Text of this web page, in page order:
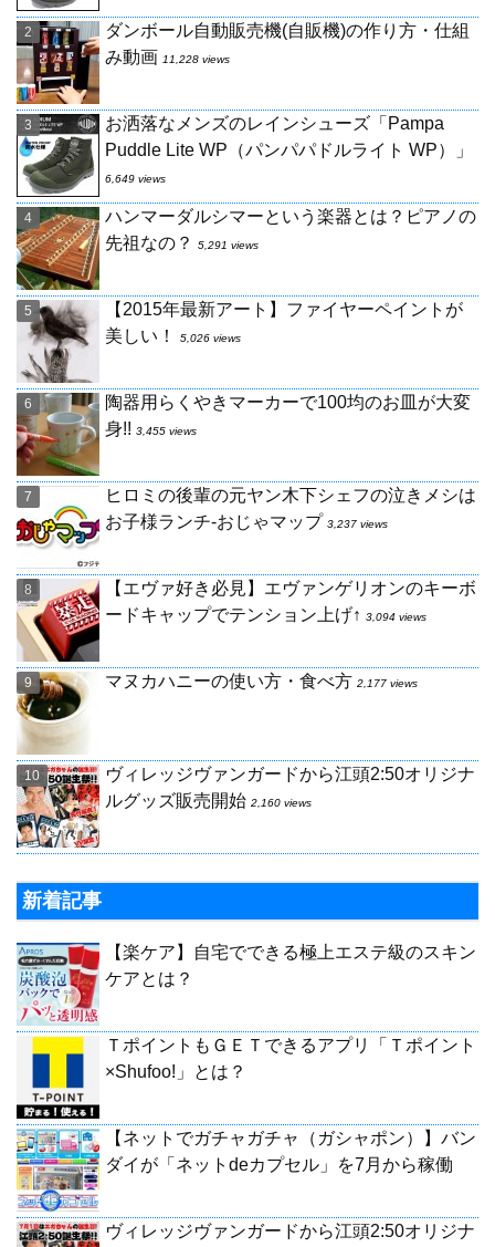
ダンボール自動販売機(自販機)の作り方・仕組
み動画 11,228 views
お洒落なメンズのレインシューズ「Pampa
Puddle Lite WP（パンパパドルライト WP）」
6,649 views
ハンマーダルシマーという楽器とは？ピアノの
先祖なの？
5,291 views
【2015年最新アート】ファイヤーペイントが
美しい！
5,026 views
陶器用らくやきマーカーで100均のお皿が大変
身!! 3,455 views
ヒロミの後輩の元ヤン木下シェフの泣きメシは
お子様ランチ-おじゃマップ 3,237 views
【エヴァ好き必見】エヴァンゲリオンのキーボ
ードキャップでテンション上げ↑ 3,094 views
マヌカハニーの使い方・食べ方 2,177 views
ヴィレッジヴァンガードから江頭2:50オリジナ
ルグッズ販売開始 2,160 views
新着記事
【楽ケア】自宅でできる極上エステ級のスキン
ケアとは？
ＴポイントもＧＥＴできるアプリ「Ｔポイント
×Shufoo!」とは？
【ネットでガチャガチャ（ガシャポン）】バン
ダイが「ネットdeカプセル」を7月から稼働
ヴィレッジヴァンガードから江頭2:50オリジナ